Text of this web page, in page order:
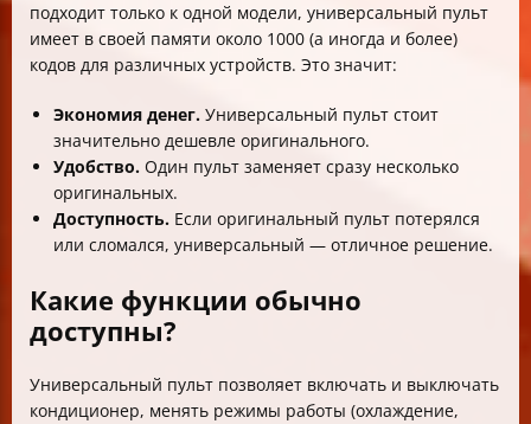
подходит только к одной модели, универсальный пульт
имеет в своей памяти около 1000 (а иногда и более)
кодов для различных устройств. Это значит:
Экономия денег. Универсальный пульт стоит
значительно дешевле оригинального.
Удобство. Один пульт заменяет сразу несколько
оригинальных.
Доступность. Если оригинальный пульт потерялся
или сломался, универсальный — отличное решение.
Какие функции обычно
доступны?
Универсальный пульт позволяет включать и выключать
кондиционер, менять режимы работы (охлаждение,